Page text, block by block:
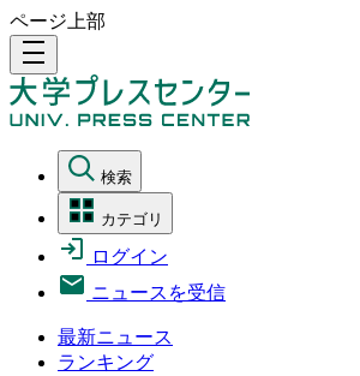
ページ上部
density_medium
検索
カテゴリ
ログイン
ニュースを受信
最新ニュース
ランキング